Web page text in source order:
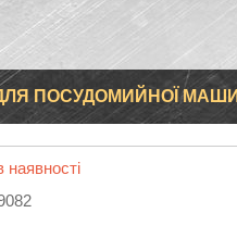
ПОСУДОМИЙНОЇ